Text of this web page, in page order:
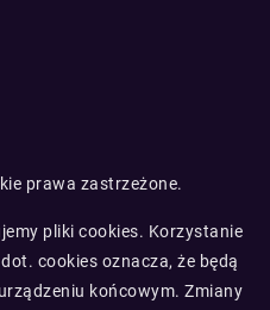
prawa zastrzeżone.
pliki cookies. Korzystanie
cookies oznacza, że będą
końcowym. Zmiany